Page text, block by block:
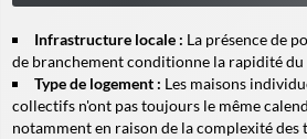
Infrastructure locale : La présence de
de branchement conditionne la rapidité
Type de logement : Les maisons
collectifs n'ont pas toujours le même
notamment en raison de la complexité des